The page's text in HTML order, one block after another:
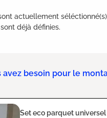
actuellement
déjà définies.
avez besoin pour le
Set eco parquet universel